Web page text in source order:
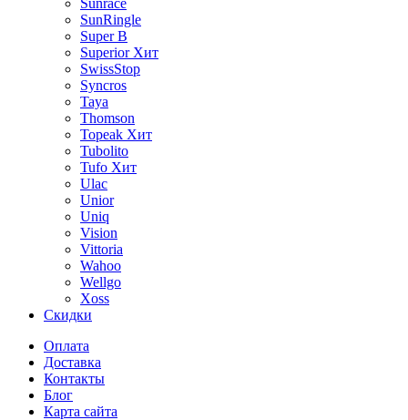
Sunrace
SunRingle
Super B
Superior Хит
SwissStop
Syncros
Taya
Thomson
Topeak Хит
Tubolito
Tufo Хит
Ulac
Unior
Uniq
Vision
Vittoria
Wahoo
Wellgo
Xoss
Скидки
Оплата
Доставка
Контакты
Блог
Карта сайта